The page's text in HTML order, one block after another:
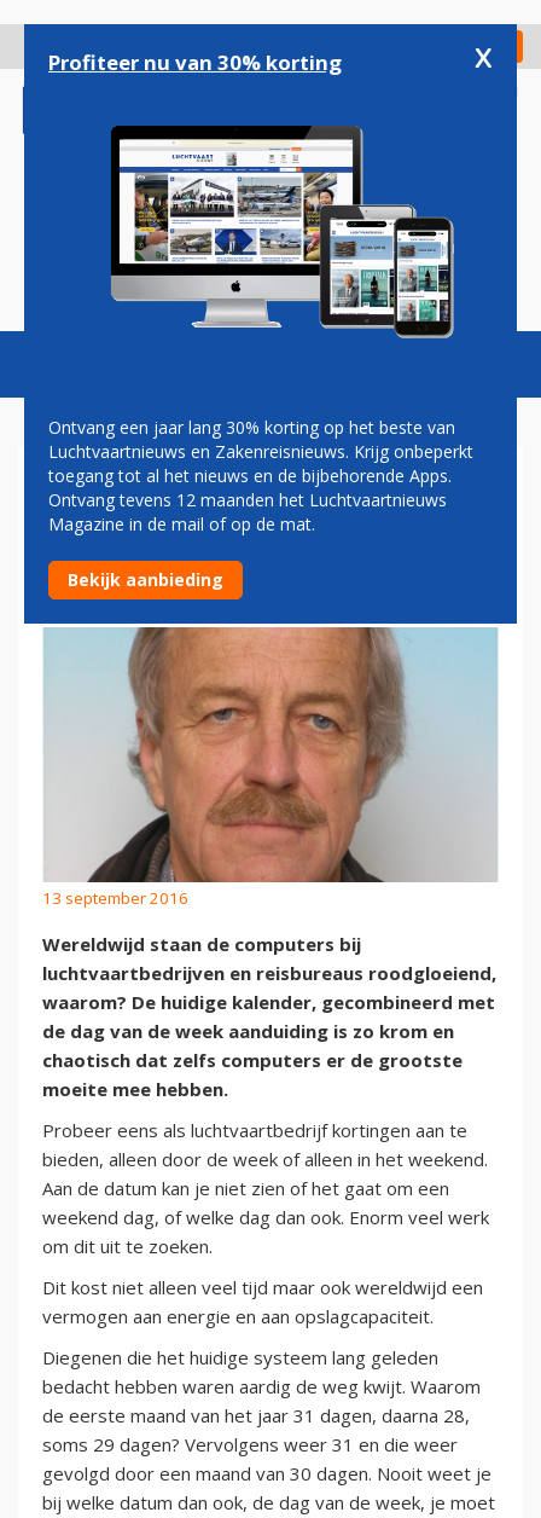
gaan
Check in
Magazine Podcasts Vacatures
PAUL GROVE:
LUCHTVAARTBEDRIJVEN,
DATA EN VERSPILLING
13 september 2016
Wereldwijd staan de computers bij
luchtvaartbedrijven en reisbureaus roodgloeiend,
waarom? De huidige kalender, gecombineerd met
de dag van de week aanduiding is zo krom en
chaotisch dat zelfs computers er de grootste
moeite mee hebben.
Probeer eens als luchtvaartbedrijf kortingen aan te
bieden, alleen door de week of alleen in het weekend.
Aan de datum kan je niet zien of het gaat om een
weekend dag, of welke dag dan ook. Enorm veel werk
om dit uit te zoeken.
Dit kost niet alleen veel tijd maar ook wereldwijd een
vermogen aan energie en aan opslagcapaciteit.
Diegenen die het huidige systeem lang geleden
bedacht hebben waren aardig de weg kwijt. Waarom
de eerste maand van het jaar 31 dagen, daarna 28,
soms 29 dagen? Vervolgens weer 31 en die weer
gevolgd door een maand van 30 dagen. Nooit weet je
bij welke datum dan ook, de dag van de week, je moet
Profiteer nu van 30% korting x
Ontvang een jaar lang 30% korting op het beste van
Luchtvaartnieuws en Zakenreisnieuws. Krijg onbeperkt
toegang tot al het nieuws en de bijbehorende Apps.
Ontvang tevens 12 maanden het Luchtvaartnieuws
Magazine in de mail of op de mat.
Bekijk aanbieding